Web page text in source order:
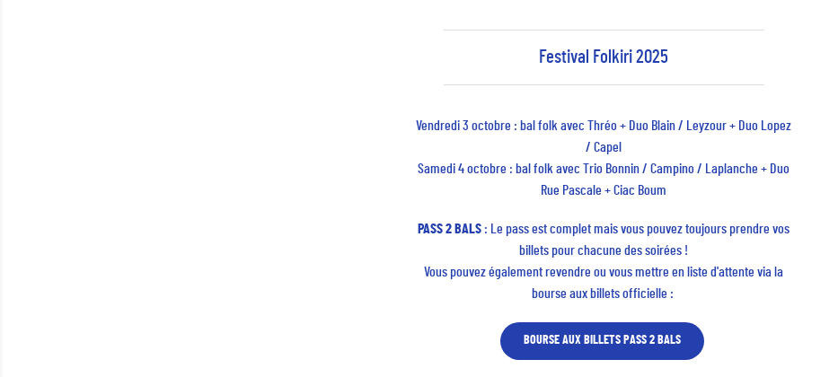
Festival Folkiri 2025
Vendredi 3 octobre : bal folk avec Thréo + Duo Blain / Leyzour + Duo Lopez
/ Capel
Samedi 4 octobre : bal folk avec Trio Bonnin / Campino / Laplanche + Duo
Rue Pascale + Ciac Boum
PASS 2 BALS : Le pass est complet mais vous pouvez toujours prendre vos
billets pour chacune des soirées !
Vous pouvez également revendre ou vous mettre en liste d'attente via la
bourse aux billets officielle :
BOURSE AUX BILLETS PASS 2 BALS